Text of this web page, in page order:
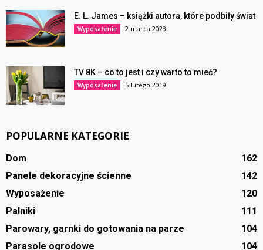
E. L. James – książki autora, które podbiły świat
Wyposażenie 2 marca 2023
TV 8K – co to jest i czy warto to mieć?
Wyposażenie 5 lutego 2019
POPULARNE KATEGORIE
Dom
162
Panele dekoracyjne ścienne
142
Wyposażenie
120
Palniki
111
Parowary, garnki do gotowania na parze
104
Parasole ogrodowe
104